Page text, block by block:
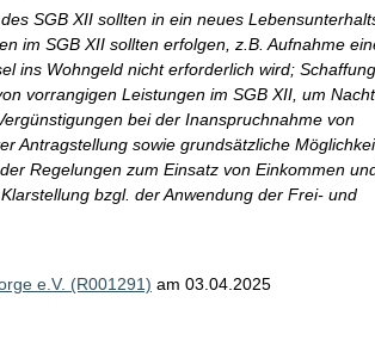
SGB XII sollten in ein neues
im SGB XII sollten erfolgen, z.B. Aufnahme
ins Wohngeld nicht erforderlich wird;
vorrangigen Leistungen im SGB XII, um
bei der Inanspruchnahme von
Antragstellung sowie grundsätzliche
Regelungen zum Einsatz von Einkommen
bzgl. der Anwendung der Frei- und
e.V. (R001291) am 03.04.2025